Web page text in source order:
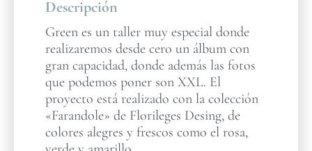
Descripción
Green es un taller muy especial donde
realizaremos desde cero un álbum con
gran capacidad, donde además las fotos
que podemos poner son XXL. El
proyecto está realizado con la colección
«Farandole» de Florileges Desing, de
colores alegres y frescos como el rosa,